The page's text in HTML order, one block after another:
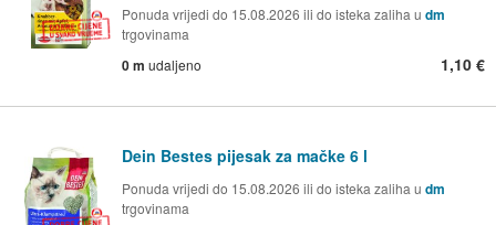
Ponuda vrijedi do 15.08.2026 ili do isteka zaliha u dm
trgovinama
0 m udaljeno 1,10 €
Dein Bestes pijesak za mačke 6 l
Ponuda vrijedi do 15.08.2026 ili do isteka zaliha u dm
trgovinama